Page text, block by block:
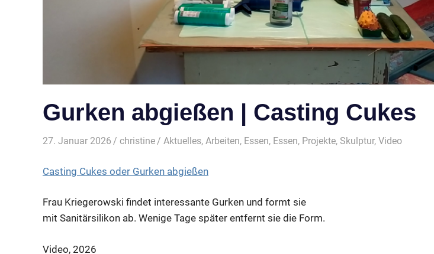
Gurken abgießen | Casting Cukes
27. Januar 2026 christine Aktuelles,Arbeiten, Essen, Essen, Projekte, Skulptur,Video
Casting Cukes oder Gurken abgießen
Frau Kriegerowski findet interessante Gurken und formt sie
mit Sanitärsilikon ab. Wenige Tage später entfernt sie die Form.
Video, 2026